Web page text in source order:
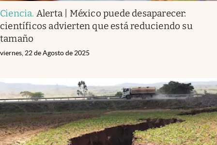
Ciencia. Alerta | México puede desaparecer:
científicos advierten que está reduciendo su
tamaño
viernes, 22 de Agosto de 2025